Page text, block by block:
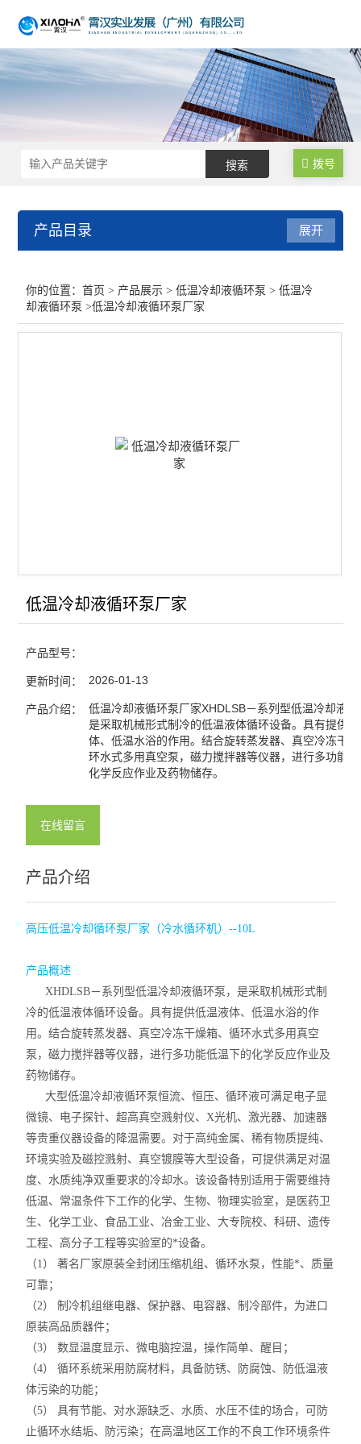
拨号
产品目录
低温冷却液循环泵
展开
你的位置：首页 > 产品展示 >低温冷却液循环泵 >低温冷
却液循环泵 >低温冷却液循环泵厂家
低温冷却液循环泵厂家
产品型号：
更新时间： 2026-01-13
产品介绍：
低温冷却液循环泵厂家XHDLSB－系列型低温冷却液
是采取机械形式制冷的低温液体循环设备。具有提供
体、低温水浴的作用。结合旋转蒸发器、真空冷冻干
环水式多用真空泵，磁力搅拌器等仪器，进行多功能
化学反应作业及药物储存。
在线留言
产品介绍
高压低温冷却循环泵厂家（冷水循环机）--10L
产品概述
XHDLSB－系列型低温冷却液循环泵，是采取机械形式制
冷的低温液体循环设备。具有提供低温液体、低温水浴的作
用。结合旋转蒸发器、真空冷冻干燥箱、循环水式多用真空
泵，磁力搅拌器等仪器，进行多功能低温下的化学反应作业及
药物储存。
大型低温冷却液循环泵恒流、恒压、循环液可满足电子显
微镜、电子探针、超高真空溅射仪、X光机、激光器、加速器
等贵重仪器设备的降温需要。对于高纯金属、稀有物质提纯、
环境实验及磁控溅射、真空镀膜等大型设备，可提供满足对温
度、水质纯净双重要求的冷却水。该设备特别适用于需要维持
低温、常温条件下工作的化学、生物、物理实验室，是医药卫
生、化学工业、食品工业、冶金工业、大专院校、科研、遗传
工程、高分子工程等实验室的*设备。
（1） 著名厂家原装全封闭压缩机组、循环水泵，性能*、质量
可靠；
（2） 制冷机组继电器、保护器、电容器、制冷部件，为进口
原装高品质器件；
（3） 数显温度显示、微电脑控温，操作简单、醒目；
（4） 循环系统采用防腐材料，具备防锈、防腐蚀、防低温液
体污染的功能；
（5） 具有节能、对水源缺乏、水质、水压不佳的场合，可防
止循环水结垢、防污染；在高温地区工作的不良工作环境条件